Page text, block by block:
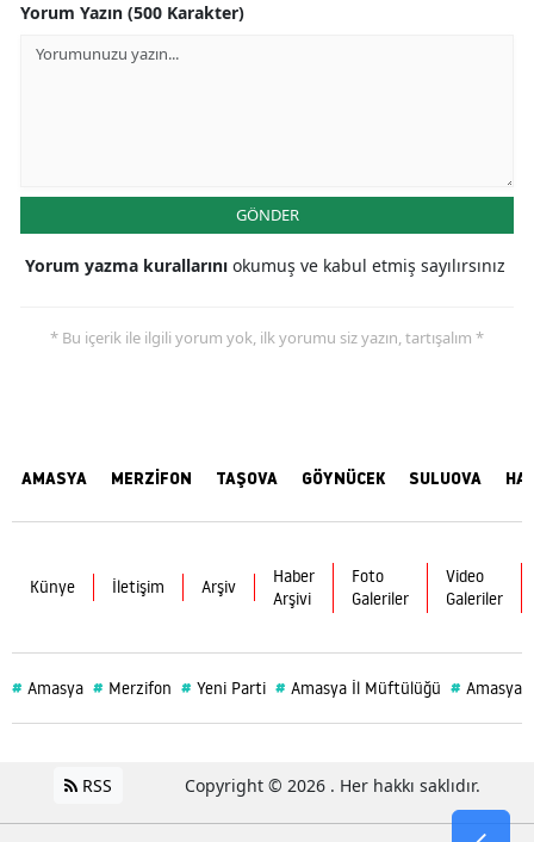
Yorum Yazın (500 Karakter)
GÖNDER
Yorum yazma kurallarını okumuş ve kabul etmiş sayılırsınız
* Bu içerik ile ilgili yorum yok, ilk yorumu siz yazın, tartışalım *
AMASYA MERZİFON TAŞOVA GÖYNÜCEK SULUOVA
Künye İletişim Arşiv
Haber
Arşivi
Foto
Galeriler
Video
Galeriler
# Amasya # Merzifon # Yeni Parti # Amasya İl Müftülüğü # Amasya
RSS Copyright © 2026 . Her hakkı saklıdır.